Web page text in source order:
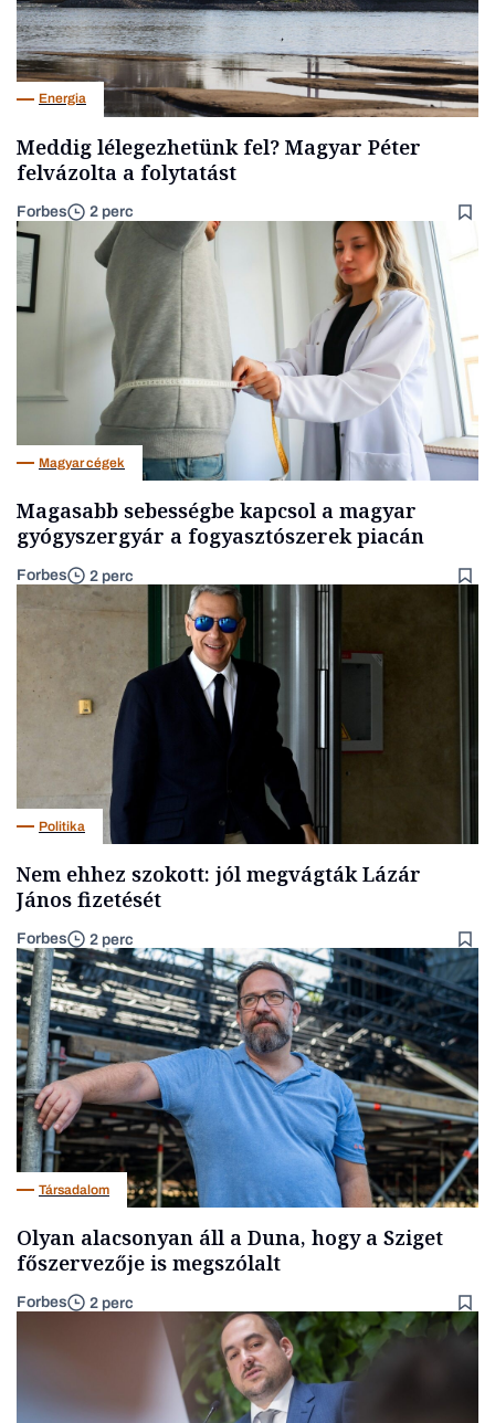
Energia
Meddig lélegezhetünk fel? Magyar Péter
felvázolta a folytatást
Forbes 2 perc
Magyar cégek
Magasabb sebességbe kapcsol a magyar
gyógyszergyár a fogyasztószerek piacán
Forbes 2 perc
Politika
Nem ehhez szokott: jól megvágták Lázár
János fizetését
Forbes 2 perc
Társadalom
Olyan alacsonyan áll a Duna, hogy a Sziget
főszervezője is megszólalt
Forbes 2 perc